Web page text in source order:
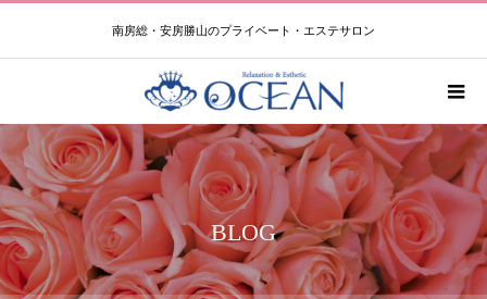
南房総・安房勝山のプライベート・エステサロン
BLOG